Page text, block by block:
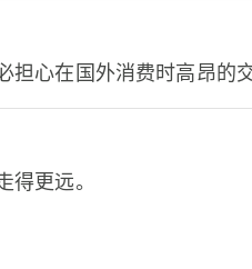
心在国外消费时高昂的
得更远。